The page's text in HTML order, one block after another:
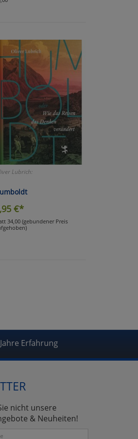
Lubrich:
€*
34,00 (gebundener Preis
Erfahrung
nicht unsere
& Neuheiten!